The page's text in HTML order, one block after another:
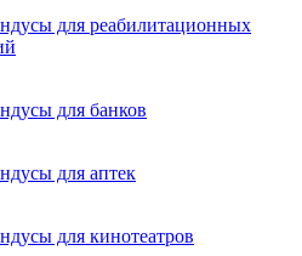
для реабилитационных
для банков
для аптек
для кинотеатров